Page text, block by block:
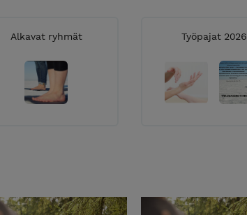
Alkavat ryhmät Työpajat 2026